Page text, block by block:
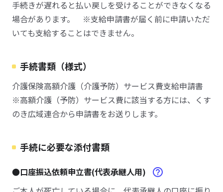
手続きが遅れると払い戻しを受けることができなくなる
場合があります。 ※支給申請書が届く前に申請いただ
いても支給することはできません。
手続書類（様式）
介護保険高額介護（介護予防）サービス費支給申請書
※高額介護（予防）サービス費に該当する方には、くす
のき広域連合から申請書をお送りします。
手続に必要な添付書類
●口座振込依頼申立書(代表承継人用)